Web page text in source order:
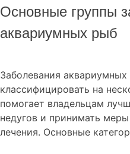
Основные группы
аквариумных рыб
Заболевания
классифицировать на
помогает владельцам
недугов и принимать
лечения. Основные